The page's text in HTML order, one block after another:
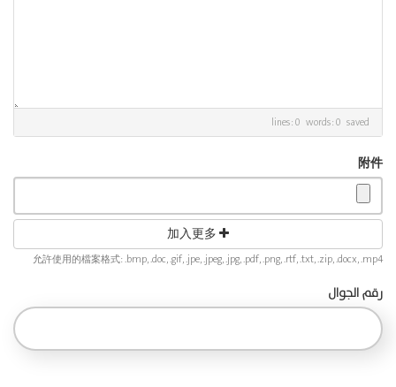
lines: 0 words: 0 saved
附件
允許使用的檔案格式: .bmp, .doc, .gif, .jpe, .jpeg, .jpg, .pdf, .png, .rtf, .txt, .zip, .docx, .mp4
رقم الجوال